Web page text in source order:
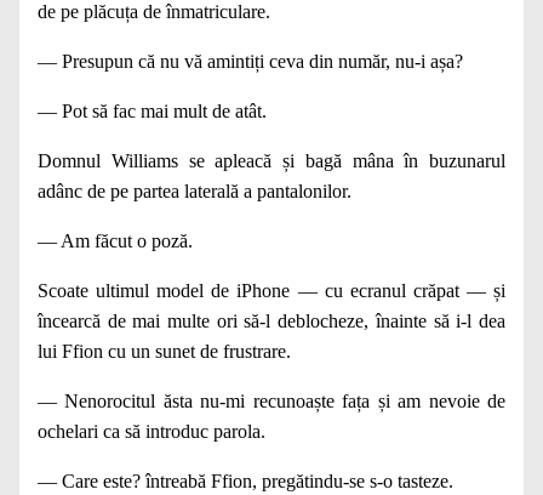
de pe plăcuța de înmatriculare.
— Presupun că nu vă amintiți ceva din număr, nu‑i așa?
— Pot să fac mai mult de atât.
Domnul Williams se apleacă și bagă mâna în buzu­narul
adânc de pe partea laterală a pantalonilor.
— Am făcut o poză.
Scoate ultimul model de iPhone — cu ecranul cră­pat — și
încearcă de mai multe ori să‑l deblocheze, îna­inte să i‑l dea
lui Ffion cu un sunet de frustrare.
— Nenorocitul ăsta nu‑mi recunoaște fața și am nevoie de
ochelari ca să introduc parola.
— Care este? întreabă Ffion, pregătindu-se s-o tasteze.